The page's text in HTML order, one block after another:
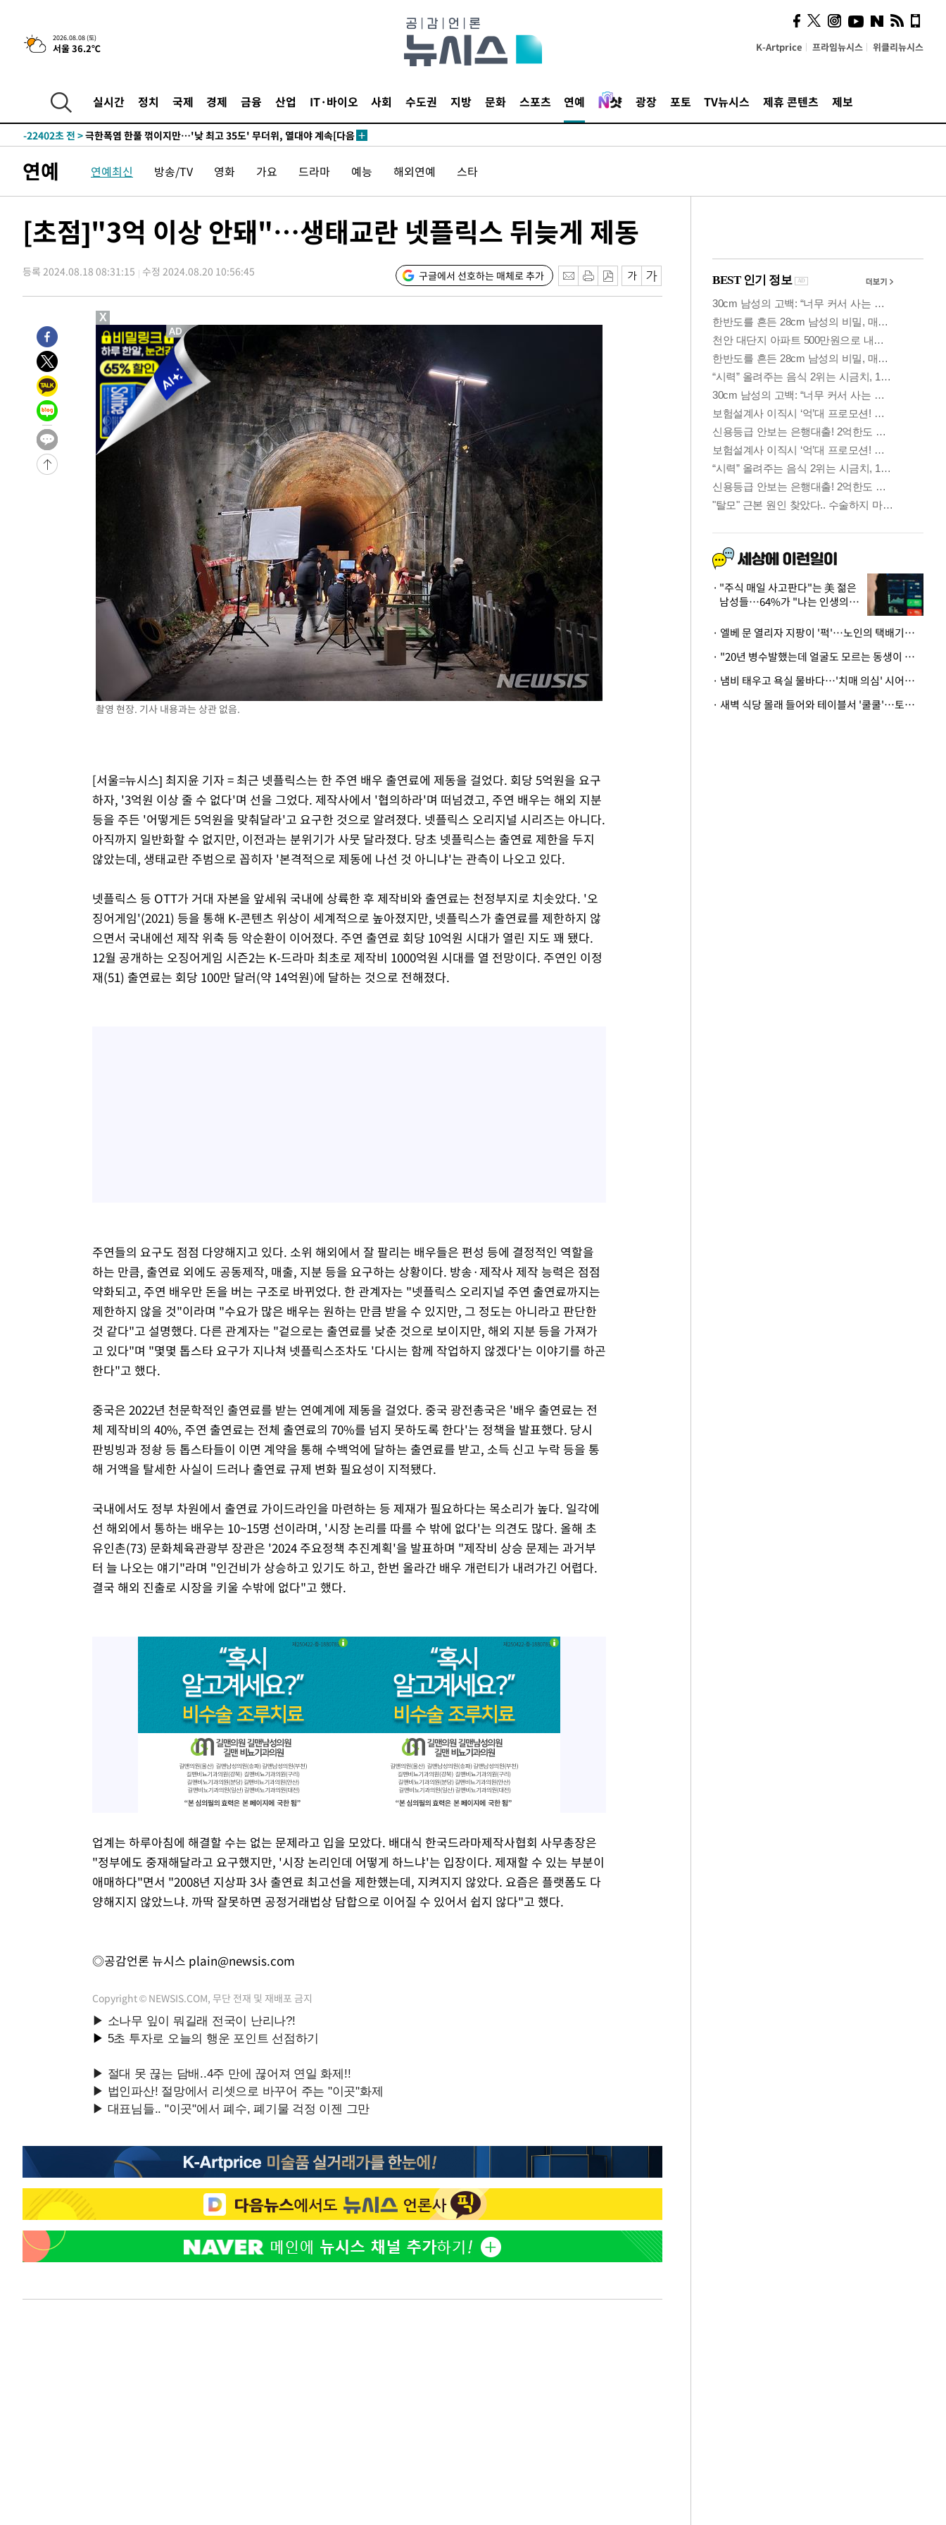
2026.08.08 (토)
서울 36.2℃ K-Artprice 프라임뉴시스 위클리뉴시스
실시간 정치 국제 경제 금융 산업 IT·바이오 사회 수도권 지방 문화 스포츠 연예 광장 포토 TV뉴시스 제휴 콘텐츠 제보
5분 전 >[속보]뉴욕증시 상승 마감…S&P 0.6% 나스닥 1.3%↑
-31555초 전 >백운산서 80년근 천종산삼 9뿌리 발견…감정가 1.3억원
-26799초 전 >
남자 농구, 나고야 아시안게임서 '홈팀' 일본과 한일전
-26175초 전 >
-22402초 전 >극한폭염 한풀 꺾이지만…'낮 최고 35도' 무더위, 열대야 계속[다음
-17937초 전 >
[속보]'압수수색·성접대 논란' 축구협회 "실망과 걱정 안겨드려 죄
-6558초 전 >'최고 37도' 폭염 지속…강원동해안 최대 150㎜ 비
-31555초 전 >
백운산서 80년근 천종산삼 9뿌리 발견…감정가 1.3억원
-26799초 전 >남자 농구, 나고야 아시안게임서 '홈팀' 일본과 한일전
-26175초 전 >여수 오동도 해상서 모터보트 전복…1명 사망·1명 실종
극한폭염 한풀 꺾이지만…'낮 최고 35도' 무더위, 열대야 계속[다음
주 날씨]
-19420초 전 >
축구협회 "압수수색·성접대 논란 사과…쇄신의 기회로 삼겠다"
-17937초 전 >
[속보]'압수수색·성접대 논란' 축구협회 "실망과 걱정 안겨드려 죄
송"
-6558초 전 >
'최고 37도' 폭염 지속…강원동해안 최대 150㎜ 비
5분 전 >[속보]뉴욕증시 상승 마감…S&P 0.6% 나스닥 1.3%↑
연예 연예최신 방송/TV 영화 가요 드라마 예능 해외연예 스타
[초점]"3억 이상 안돼"…생태교란 넷플릭스 뒤늦게 제동
등록 2024.08.18 08:31:15 수정 2024.08.20 10:56:45 구글에서 선호하는 매체로 추가
촬영 현장. 기사 내용과는 상관 없음.
[서울=뉴시스] 최지윤 기자 = 최근 넷플릭스는 한 주연 배우 출연료에 제동을 걸었다. 회당 5억원을 요구
하자, '3억원 이상 줄 수 없다'며 선을 그었다. 제작사에서 '협의하라'며 떠넘겼고, 주연 배우는 해외 지분
등을 주든 '어떻게든 5억원을 맞춰달라'고 요구한 것으로 알려졌다. 넷플릭스 오리지널 시리즈는 아니다.
아직까지 일반화할 수 없지만, 이전과는 분위기가 사뭇 달라졌다. 당초 넷플릭스는 출연료 제한을 두지
않았는데, 생태교란 주범으로 꼽히자 '본격적으로 제동에 나선 것 아니냐'는 관측이 나오고 있다.
넷플릭스 등 OTT가 거대 자본을 앞세워 국내에 상륙한 후 제작비와 출연료는 천정부지로 치솟았다. '오
징어게임'(2021) 등을 통해 K-콘텐츠 위상이 세계적으로 높아졌지만, 넷플릭스가 출연료를 제한하지 않
으면서 국내에선 제작 위축 등 악순환이 이어졌다. 주연 출연료 회당 10억원 시대가 열린 지도 꽤 됐다.
12월 공개하는 오징어게임 시즌2는 K-드라마 최초로 제작비 1000억원 시대를 열 전망이다. 주연인 이정
재(51) 출연료는 회당 100만 달러(약 14억원)에 달하는 것으로 전해졌다.
주연들의 요구도 점점 다양해지고 있다. 소위 해외에서 잘 팔리는 배우들은 편성 등에 결정적인 역할을
하는 만큼, 출연료 외에도 공동제작, 매출, 지분 등을 요구하는 상황이다. 방송·제작사 제작 능력은 점점
약화되고, 주연 배우만 돈을 버는 구조로 바뀌었다. 한 관계자는 "넷플릭스 오리지널 주연 출연료까지는
제한하지 않을 것"이라며 "수요가 많은 배우는 원하는 만큼 받을 수 있지만, 그 정도는 아니라고 판단한
것 같다"고 설명했다. 다른 관계자는 "겉으로는 출연료를 낮춘 것으로 보이지만, 해외 지분 등을 가져가
고 있다"며 "몇몇 톱스타 요구가 지나쳐 넷플릭스조차도 '다시는 함께 작업하지 않겠다'는 이야기를 하곤
한다"고 했다.
중국은 2022년 천문학적인 출연료를 받는 연예계에 제동을 걸었다. 중국 광전총국은 '배우 출연료는 전
체 제작비의 40%, 주연 출연료는 전체 출연료의 70%를 넘지 못하도록 한다'는 정책을 발표했다. 당시
판빙빙과 정솽 등 톱스타들이 이면 계약을 통해 수백억에 달하는 출연료를 받고, 소득 신고 누락 등을 통
해 거액을 탈세한 사실이 드러나 출연료 규제 변화 필요성이 지적됐다.
국내에서도 정부 차원에서 출연료 가이드라인을 마련하는 등 제재가 필요하다는 목소리가 높다. 일각에
선 해외에서 통하는 배우는 10~15명 선이라며, '시장 논리를 따를 수 밖에 없다'는 의견도 많다. 올해 초
유인촌(73) 문화체육관광부 장관은 '2024 주요정책 추진계획'을 발표하며 "제작비 상승 문제는 과거부
터 늘 나오는 얘기"라며 "인건비가 상승하고 있기도 하고, 한번 올라간 배우 개런티가 내려가긴 어렵다.
결국 해외 진출로 시장을 키울 수밖에 없다"고 했다.
업계는 하루아침에 해결할 수는 없는 문제라고 입을 모았다. 배대식 한국드라마제작사협회 사무총장은
"정부에도 중재해달라고 요구했지만, '시장 논리인데 어떻게 하느냐'는 입장이다. 제재할 수 있는 부분이
애매하다"면서 "2008년 지상파 3사 출연료 최고선을 제한했는데, 지켜지지 않았다. 요즘은 플랫폼도 다
양해지지 않았느냐. 까딱 잘못하면 공정거래법상 담합으로 이어질 수 있어서 쉽지 않다"고 했다.
◎공감언론 뉴시스 plain@newsis.com
Copyright © NEWSIS.COM, 무단 전재 및 재배포 금지
사이 해답 찾았죠"…알을
깨고 나온 '초자아'
"주식 매일 사고판다"는 美 젊은
남성들…64%가 "나는 인생의
· 엘베 문 열리자 지팡이 '퍽'…노인의 택배기사 폭행 이유
· "20년 병수발했는데 얼굴도 모르는 동생이 유산 절반을"…배다른 형제 상속권 있을까
· 냄비 태우고 욕실 물바다…'치매 의심' 시어머니 검사 권유했다가 '날벼락'
· 새벽 식당 몰래 들어와 테이블서 '쿨쿨'…토사물 남기고 사라진 남성
X